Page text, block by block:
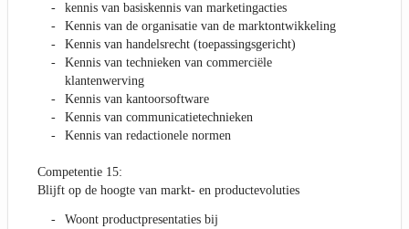
kennis van basiskennis van marketingacties
Kennis van de organisatie van de marktontwikkeling
Kennis van handelsrecht (toepassingsgericht)
Kennis van technieken van commerciële
klantenwerving
Kennis van kantoorsoftware
Kennis van communicatietechnieken
Kennis van redactionele normen
Competentie 15:
Blijft op de hoogte van markt- en productevoluties
Woont productpresentaties bij